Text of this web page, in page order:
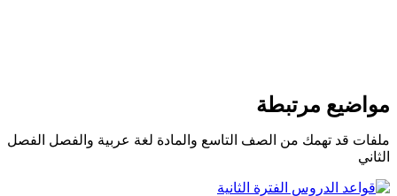
مواضيع مرتبطة
ملفات قد تهمك من الصف التاسع والمادة لغة عربية والفصل الفصل
الثاني